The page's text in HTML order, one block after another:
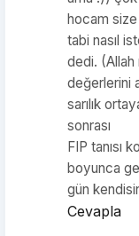
hocam
tabi nasıl
dedi. (Allah
değerlerini
sarılık
sonrası
FIP tanısı
boyunca
gün
Cevapla